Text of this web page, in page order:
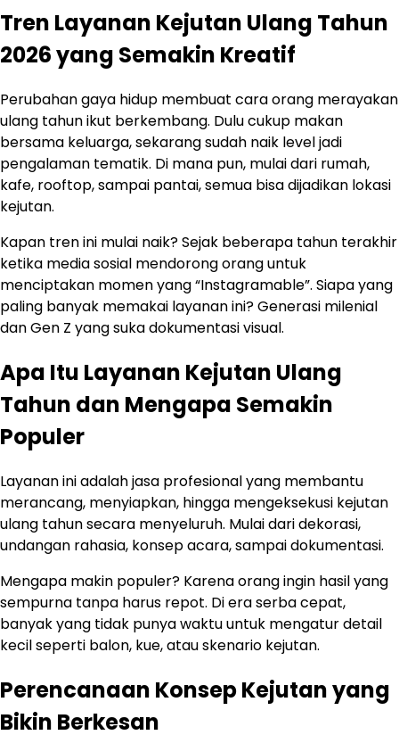
Tren Layanan Kejutan Ulang Tahun
2026 yang Semakin Kreatif
Perubahan gaya hidup membuat cara orang merayakan
ulang tahun ikut berkembang. Dulu cukup makan
bersama keluarga, sekarang sudah naik level jadi
pengalaman tematik. Di mana pun, mulai dari rumah,
kafe, rooftop, sampai pantai, semua bisa dijadikan lokasi
kejutan.
Kapan tren ini mulai naik? Sejak beberapa tahun terakhir
ketika media sosial mendorong orang untuk
menciptakan momen yang “Instagramable”. Siapa yang
paling banyak memakai layanan ini? Generasi milenial
dan Gen Z yang suka dokumentasi visual.
Apa Itu Layanan Kejutan Ulang
Tahun dan Mengapa Semakin
Populer
Layanan ini adalah jasa profesional yang membantu
merancang, menyiapkan, hingga mengeksekusi kejutan
ulang tahun secara menyeluruh. Mulai dari dekorasi,
undangan rahasia, konsep acara, sampai dokumentasi.
Mengapa makin populer? Karena orang ingin hasil yang
sempurna tanpa harus repot. Di era serba cepat,
banyak yang tidak punya waktu untuk mengatur detail
kecil seperti balon, kue, atau skenario kejutan.
Perencanaan Konsep Kejutan yang
Bikin Berkesan